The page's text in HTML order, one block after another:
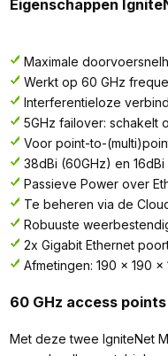
Eigenschappen
Maximale
Werkt op 60 GHz
Interferentieloze
5GHz failover: schakelt
Voor point-to-
38dBi (60GHz) en
Passieve Power over
Te beheren via de
Robuuste
2x Gigabit Ethernet
Afmetingen: 190 x 190 x
60 GHz access points
Met deze twee IgniteNet